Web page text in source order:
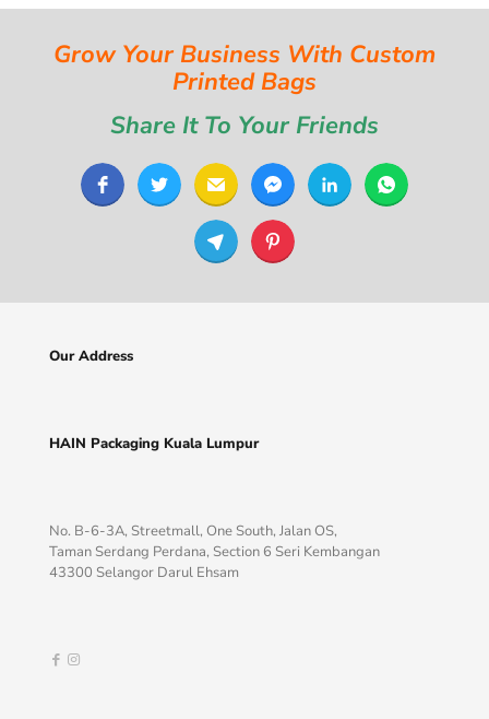
Grow Your Business With Custom
Printed Bags
Share It To Your Friends
Our Address
HAIN Packaging Kuala Lumpur
No. B-6-3A, Streetmall, One South, Jalan OS,
Taman Serdang Perdana, Section 6 Seri Kembangan
43300 Selangor Darul Ehsam